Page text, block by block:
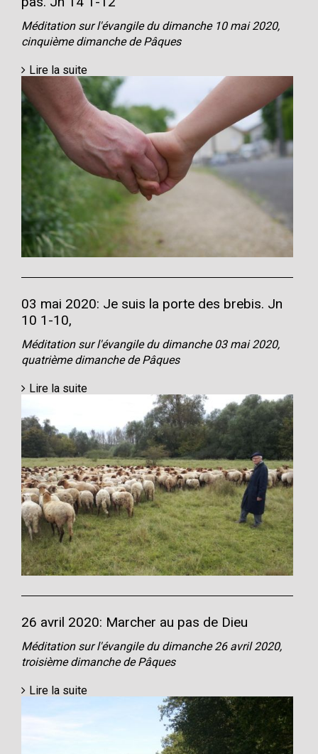
Méditation sur l'évangile du dimanche 10 mai 2020,
cinquième dimanche de Pâques
Lire la suite
03 mai 2020: Je suis la porte des brebis. Jn
10 1-10,
Méditation sur l'évangile du dimanche 03 mai 2020,
quatrième dimanche de Pâques
Lire la suite
26 avril 2020: Marcher au pas de Dieu
Méditation sur l'évangile du dimanche 26 avril 2020,
troisième dimanche de Pâques
Lire la suite